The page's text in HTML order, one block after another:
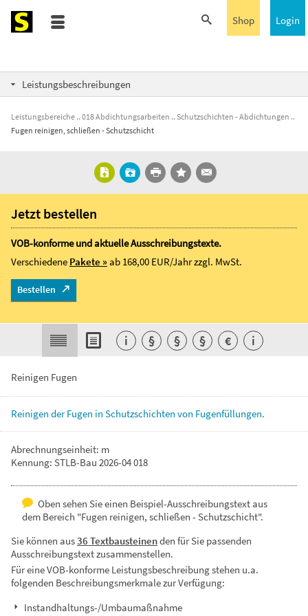
Login
Shop
Leistungsbeschreibungen
Leistungsbereiche 018 Abdichtungsarbeiten
Schutzschichten - Abdichtungen
Fugen reinigen, schließen - Schutzschicht
Reinigen Fugen
Reinigen derFugen in Schutzschichten von Fugenfüllungen.
Abrechnungseinheit: m
Kennung: STLB-Bau 2026-04 018
Oben sehen Sie einen Beispiel-Ausschreibungstext aus
dem Bereich "Fugen reinigen, schließen - Schutzschicht".
Sie können aus36 Textbausteinenden für Sie passenden
Ausschreibungstext zusammenstellen.
Für eine VOB-konforme Leistungsbeschreibung stehen u.a.
folgenden Beschreibungsmerkmale zur Verfügung:
Instandhaltungs-/Umbaumaßnahme
Jetzt bestellen
VOB-konforme und aktuelle Ausschreibungstexte.
Verschiedene Pakete »ab 168,00 EUR/Jahrzzgl. MwSt.
Bestellen
i § § § € i